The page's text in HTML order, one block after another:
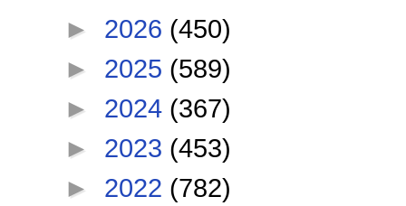
► 2026 (450)
► 2025 (589)
► 2024 (367)
► 2023 (453)
► 2022 (782)